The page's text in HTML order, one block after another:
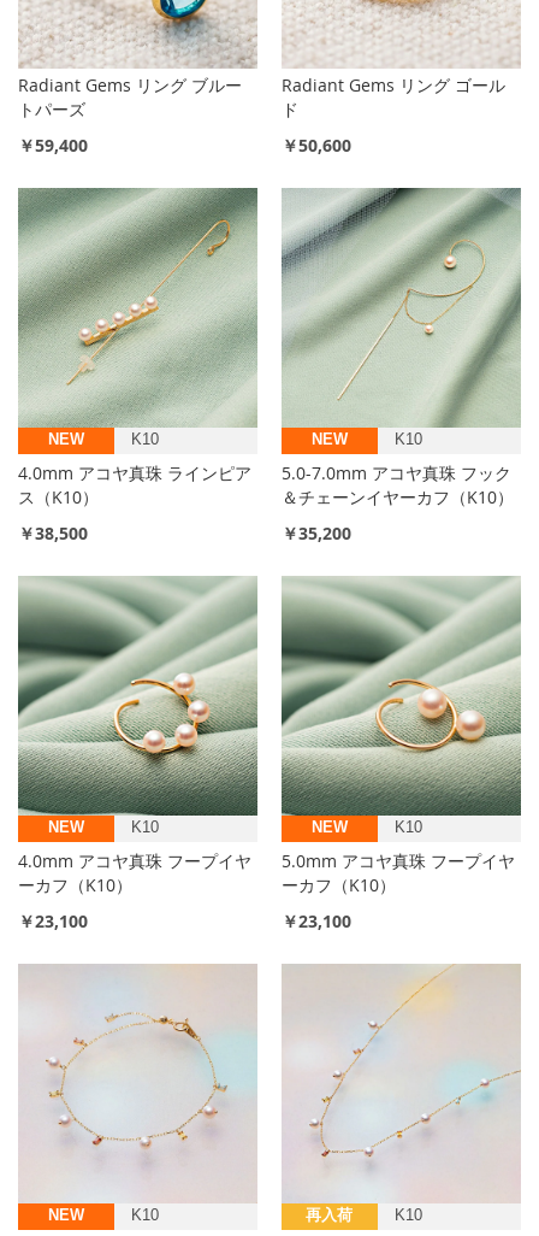
Radiant Gems リング ブルー
トパーズ
￥59,400
Radiant Gems リング ゴール
ド
￥50,600
NEW K10
4.0mm アコヤ真珠 ラインピア
ス（K10）
￥38,500
NEW K10
5.0-7.0mm アコヤ真珠 フック
＆チェーンイヤーカフ（K10）
￥35,200
NEW K10
4.0mm アコヤ真珠 フープイヤ
ーカフ（K10）
￥23,100
NEW K10
5.0mm アコヤ真珠 フープイヤ
ーカフ（K10）
￥23,100
NEW K10 再入荷 K10